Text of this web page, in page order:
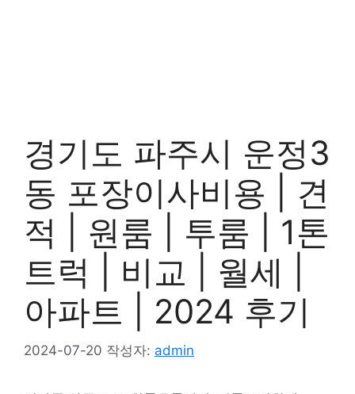
경기도 파주시 운정3
동 포장이사비용 | 견
적 | 원룸 | 투룸 | 1톤
트럭 | 비교 | 월세 |
아파트 | 2024 후기
2024-07-20 작성자: admin